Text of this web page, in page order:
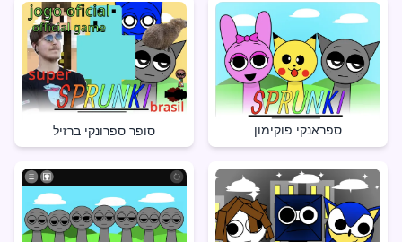
סופר ספרונקי ברזיל ספראנקי פוקימון